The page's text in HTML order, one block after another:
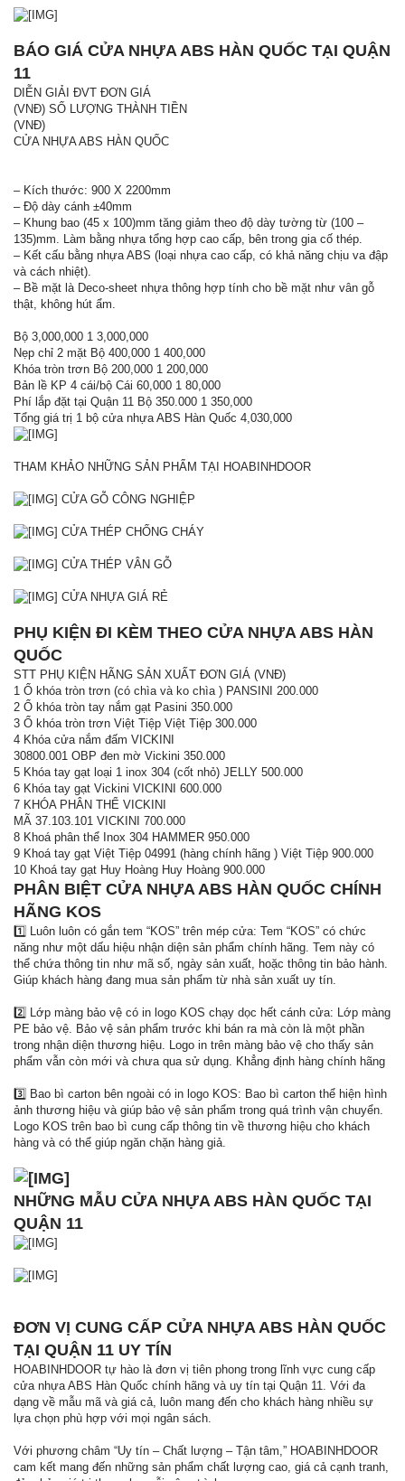
BÁO GIÁ CỬA NHỰA ABS HÀN QUỐC TẠI QUẬN
11
DIỄN GIẢI ĐVT ĐƠN GIÁ
(VNĐ) SỐ LƯỢNG THÀNH TIỀN
(VNĐ)
CỬA NHỰA ABS HÀN QUỐC
– Kích thước: 900 X 2200mm
– Độ dày cánh ±40mm
– Khung bao (45 x 100)mm tăng giảm theo độ dày tường từ (100 –
135)mm. Làm bằng nhựa tổng hợp cao cấp, bên trong gia cố thép.
– Kết cấu bằng nhựa ABS (loại nhựa cao cấp, có khả năng chịu va đập
và cách nhiệt).
– Bề mặt là Deco-sheet nhựa thông hợp tính cho bề mặt như vân gỗ
thật, không hút ẩm.
Bộ 3,000,000 1 3,000,000
Nẹp chỉ 2 mặt Bộ 400,000 1 400,000
Khóa tròn trơn Bộ 200,000 1 200,000
Bản lề KP 4 cái/bộ Cái 60,000 1 80,000
Phí lắp đặt tại Quận 11 Bộ 350.000 1 350,000
Tổng giá trị 1 bộ cửa nhựa ABS Hàn Quốc 4,030,000
THAM KHẢO NHỮNG SẢN PHẨM TẠI HOABINHDOOR
CỬA GỖ CÔNG NGHIỆP
CỬA THÉP CHỐNG CHÁY
CỬA THÉP VÂN GỖ
CỬA NHỰA GIÁ RẺ
PHỤ KIỆN ĐI KÈM THEO CỬA NHỰA ABS HÀN
QUỐC
STT PHỤ KIỆN HÃNG SẢN XUẤT ĐƠN GIÁ (VNĐ)
1 Ổ khóa tròn trơn (có chìa và ko chìa ) PANSINI 200.000
2 Ổ khóa tròn tay nắm gạt Pasini 350.000
3 Ổ khóa tròn trơn Việt Tiệp Việt Tiệp 300.000
4 Khóa cửa nắm đấm VICKINI
30800.001 OBP đen mờ Vickini 350.000
5 Khóa tay gạt loại 1 inox 304 (cốt nhỏ) JELLY 500.000
6 Khóa tay gạt Vickini VICKINI 600.000
7 KHÓA PHÂN THỂ VICKINI
MÃ 37.103.101 VICKINI 700.000
8 Khoá phân thể Inox 304 HAMMER 950.000
9 Khoá tay gạt Việt Tiệp 04991 (hàng chính hãng ) Việt Tiệp 900.000
10 Khoá tay gạt Huy Hoàng Huy Hoàng 900.000
PHÂN BIỆT CỬA NHỰA ABS HÀN QUỐC CHÍNH
HÃNG KOS
1️⃣ Luôn luôn có gắn tem “KOS” trên mép cửa: Tem “KOS” có chức
năng như một dấu hiệu nhận diện sản phẩm chính hãng. Tem này có
thể chứa thông tin như mã số, ngày sản xuất, hoặc thông tin bảo hành.
Giúp khách hàng đang mua sản phẩm từ nhà sản xuất uy tín.
2️⃣ Lớp màng bảo vệ có in logo KOS chạy dọc hết cánh cửa: Lớp màng
PE bảo vệ. Bảo vệ sản phẩm trước khi bán ra mà còn là một phần
trong nhận diện thương hiệu. Logo in trên màng bảo vệ cho thấy sản
phẩm vẫn còn mới và chưa qua sử dụng. Khẳng định hàng chính hãng
3️⃣ Bao bì carton bên ngoài có in logo KOS: Bao bì carton thể hiện hình
ảnh thương hiệu và giúp bảo vệ sản phẩm trong quá trình vận chuyển.
Logo KOS trên bao bì cung cấp thông tin về thương hiệu cho khách
hàng và có thể giúp ngăn chặn hàng giả.
NHỮNG MẪU CỬA NHỰA ABS HÀN QUỐC TẠI
QUẬN 11
ĐƠN VỊ CUNG CẤP CỬA NHỰA ABS HÀN QUỐC
TẠI QUẬN 11 UY TÍN
HOABINHDOOR tự hào là đơn vị tiên phong trong lĩnh vực cung cấp
cửa nhựa ABS Hàn Quốc chính hãng và uy tín tại Quận 11. Với đa
dạng về mẫu mã và giá cả, luôn mang đến cho khách hàng nhiều sự
lựa chọn phù hợp với mọi ngân sách.
Với phương châm “Uy tín – Chất lượng – Tận tâm,” HOABINHDOOR
cam kết mang đến những sản phẩm chất lượng cao, giá cả cạnh tranh,